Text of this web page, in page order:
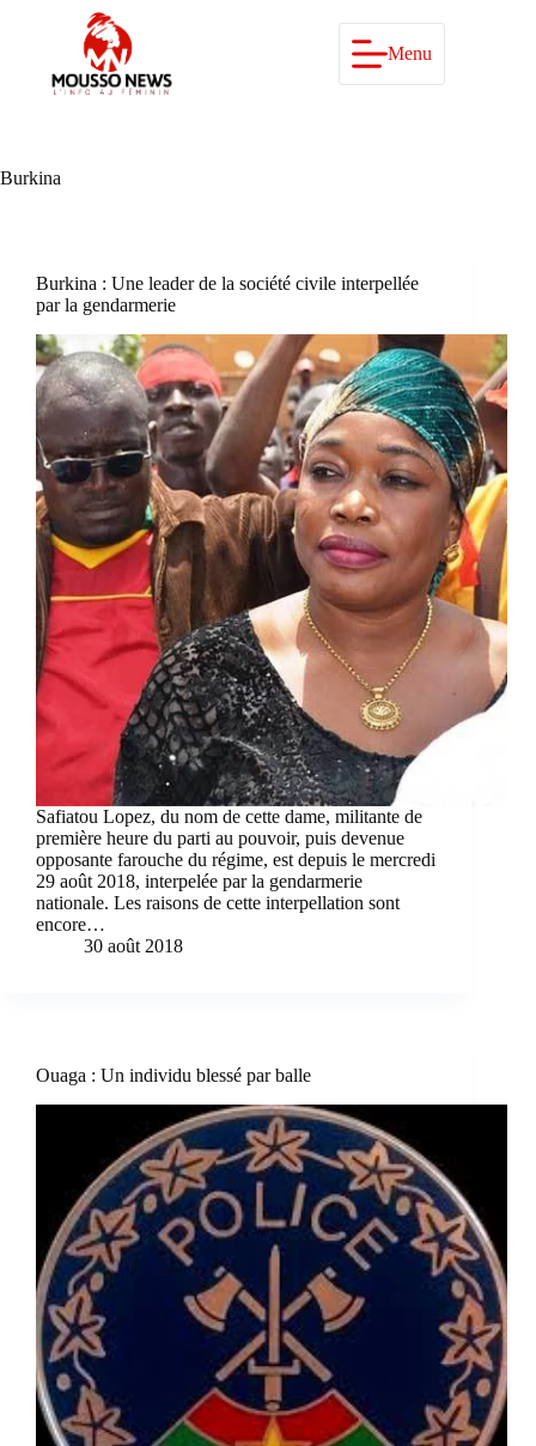
Menu
Burkina
Burkina : Une leader de la société civile interpellée
par la gendarmerie
Safiatou Lopez, du nom de cette dame, militante de
première heure du parti au pouvoir, puis devenue
opposante farouche du régime, est depuis le mercredi
29 août 2018, interpelée par la gendarmerie
nationale. Les raisons de cette interpellation sont
encore…
30 août 2018
Ouaga : Un individu blessé par balle